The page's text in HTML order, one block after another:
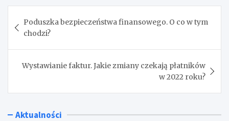
wpisu
Poduszka bezpieczeństwa finansowego. O co w tym
chodzi?
Wystawianie faktur. Jakie zmiany czekają płatników
w 2022 roku?
Aktualności